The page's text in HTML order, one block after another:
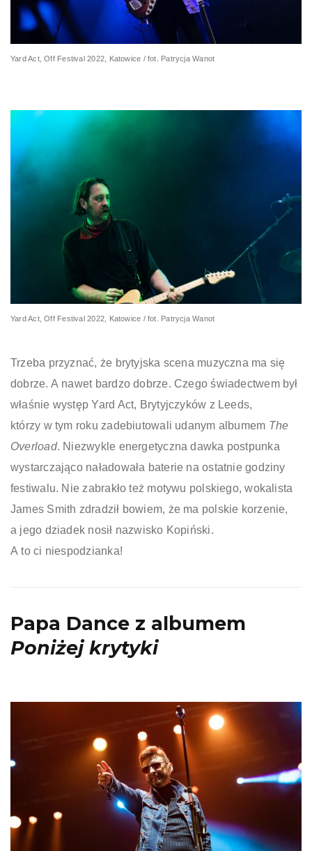
Yard Act, Off Festival 2022, Katowice / fot. Patrycja Wanot
Yard Act, Off Festival 2022, Katowice / fot. Patrycja Wanot
Trzeba przyznać, że brytyjska scena muzyczna ma się
dobrze. A nawet bardzo dobrze. Czego świadectwem był
właśnie występ Yard Act, Brytyjczyków z Leeds,
którzy w tym roku zadebiutowali udanym albumem The
Overload. Niezwykle energetyczna dawka postpunka
wystarczająco naładowała baterie na ostatnie godziny
festiwalu. Nie zabrakło też motywu polskiego, wokalista
James Smith zdradził bowiem, że ma polskie korzenie,
a jego dziadek nosił nazwisko Kopiński.
A to ci niespodzianka!
Papa Dance z albumem
Poniżej krytyki